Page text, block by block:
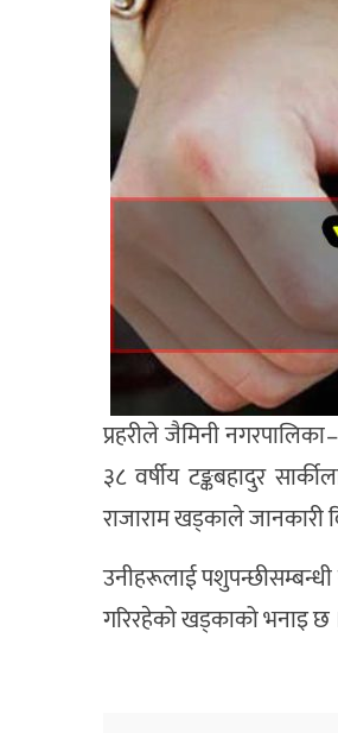
प्रहरीले जैमिनी
३८ वर्षीय टङ्कबहादुर
राजाराम खड्काले जानकारी
उनीहरूलाई
गरिरहेको खड्काको भनाइ छ